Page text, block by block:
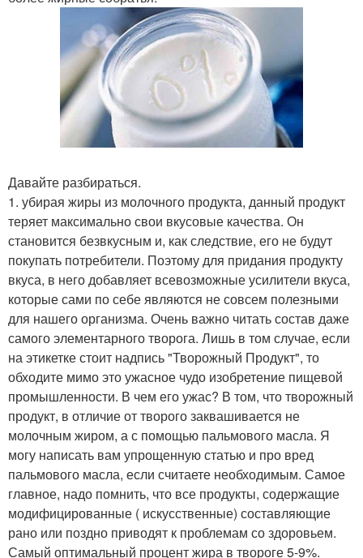
Давайте разбираться.
1. убирая жиры из молочного продукта, данный продукт
теряет максимально свои вкусовые качества. Он
становится безвкусным и, как следствие, его не будут
покупать потребители. Поэтому для придания продукту
вкуса, в него добавляет всевозможные усилители вкуса,
которые сами по себе являются не совсем полезными
для нашего организма. Очень важно читать состав даже
самого элементарного творога. Лишь в том случае, если
на этикетке стоит надпись "Творожный Продукт", то
обходите мимо это ужасное чудо изобретение пищевой
промышленности. В чем его ужас? В том, что творожный
продукт, в отличие от творого заквашивается не
молочным жиром, а с помощью пальмового масла. Я
могу написать вам упрощенную статью и про вред
пальмового масла, если считаете необходимым. Самое
главное, надо помнить, что все продукты, содержащие
модифицированные ( искусственные) составляющие
рано или поздно приводят к проблемам со здоровьем.
Самый оптимальный процент жира в твороге 5-9%.